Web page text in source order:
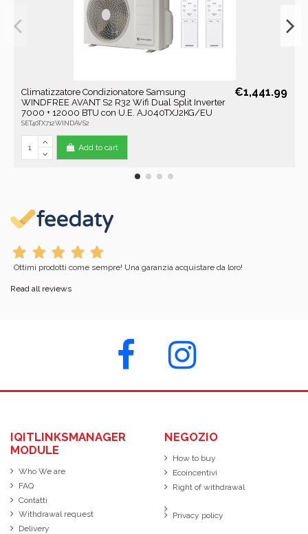
Climatizzatore Condizionatore Samsung
WINDFREE AVANT S2 R32 Wifi Dual Split Inverter
7000 + 12000 BTU con U.E. AJ040TXJ2KG/EU
SET40TX712WINDAVS2
€1,441.99
Add to cart
Ottimi prodotti come sempre! Una garanzia acquistare da loro!
Read all reviews
IQITLINKSMANAGER
MODULE
Who We are
FAQ
Contatti
Withdrawal request
Delivery
NEGOZIO
How to buy
Ecoincentivi
Right of withdrawal
Privacy policy